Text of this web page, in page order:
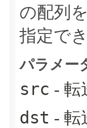
の配列
指定で
パラメー
src - 転
dst - 転